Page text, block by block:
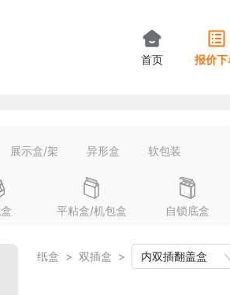
首页 报价下
展示盒/架 异形盒 软包装
平粘盒/机包盒 自锁底盒
纸盒 > 双插盒 > 内双插翻盖盒